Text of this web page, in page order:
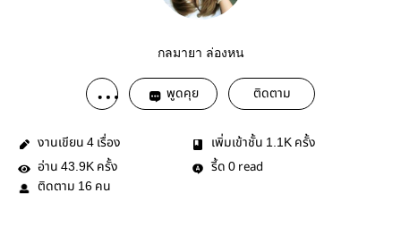
กลมายา ล่องหน
พูดคุย ติดตาม
งานเขียน 4 เรื่อง เพิ่มเข้าชั้น 1.1K ครั้ง
อ่าน 43.9K ครั้ง รี้ด 0 read
ติดตาม 16 คน